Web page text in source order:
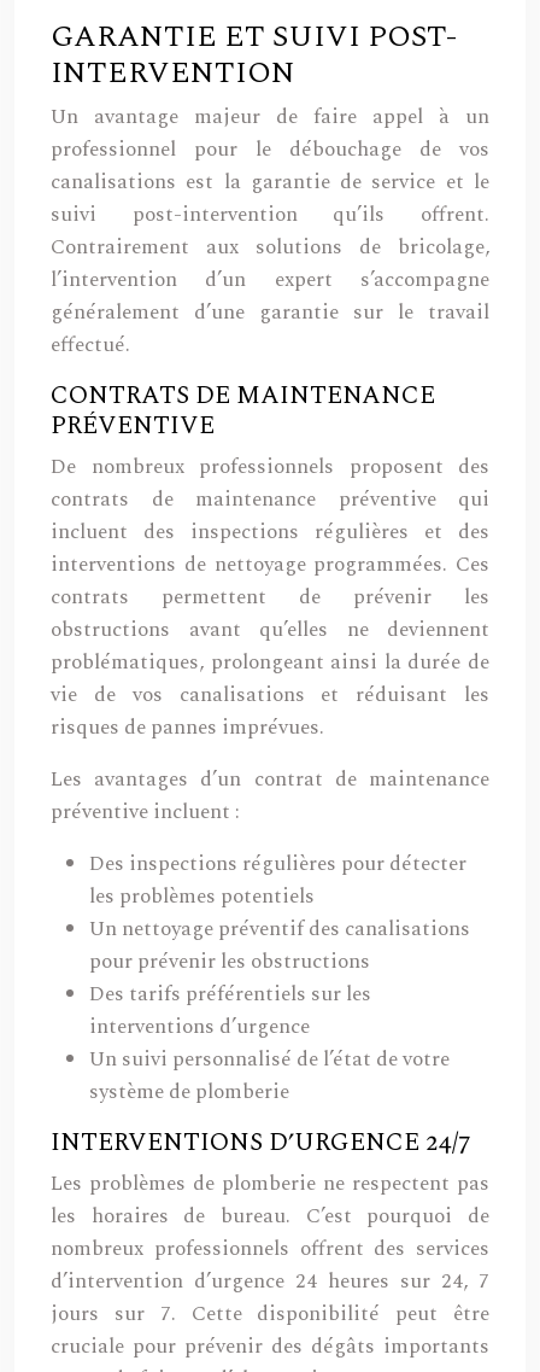
GARANTIE ET SUIVI POST-
INTERVENTION
Un avantage majeur de faire appel à un
professionnel pour le débouchage de vos
canalisations est la garantie de service et le
suivi post-intervention qu’ils offrent.
Contrairement aux solutions de bricolage,
l’intervention d’un expert s’accompagne
généralement d’une garantie sur le travail
effectué.
CONTRATS DE MAINTENANCE
PRÉVENTIVE
De nombreux professionnels proposent des
contrats de maintenance préventive qui
incluent des inspections régulières et des
interventions de nettoyage programmées. Ces
contrats permettent de prévenir les
obstructions avant qu’elles ne deviennent
problématiques, prolongeant ainsi la durée de
vie de vos canalisations et réduisant les
risques de pannes imprévues.
Les avantages d’un contrat de maintenance
préventive incluent :
Des inspections régulières pour détecter
les problèmes potentiels
Un nettoyage préventif des canalisations
pour prévenir les obstructions
Des tarifs préférentiels sur les
interventions d’urgence
Un suivi personnalisé de l’état de votre
système de plomberie
INTERVENTIONS D’URGENCE 24/7
Les problèmes de plomberie ne respectent pas
les horaires de bureau. C’est pourquoi de
nombreux professionnels offrent des services
d’intervention d’urgence 24 heures sur 24, 7
jours sur 7. Cette disponibilité peut être
cruciale pour prévenir des dégâts importants